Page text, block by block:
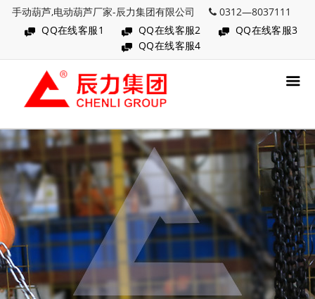
手动葫芦,电动葫芦厂家-辰力集团有限公司
0312—8037111
QQ在线客服1
QQ在线客服2
QQ在线客服3
QQ在线客服4